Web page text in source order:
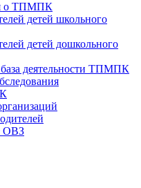
о ТПМПК
детей школьного
детей дошкольного
деятельности ТПМПК
ОВЗ